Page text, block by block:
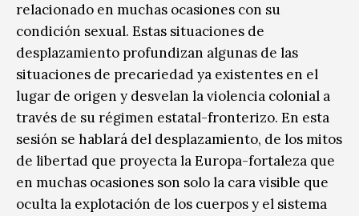
relacionado en muchas ocasiones con su
condición sexual. Estas situaciones de
desplazamiento profundizan algunas de las
situaciones de precariedad ya existentes en el
lugar de origen y desvelan la violencia colonial a
través de su régimen estatal-fronterizo. En esta
sesión se hablará del desplazamiento, de los mitos
de libertad que proyecta la Europa-fortaleza que
en muchas ocasiones son solo la cara visible que
oculta la explotación de los cuerpos y el sistema